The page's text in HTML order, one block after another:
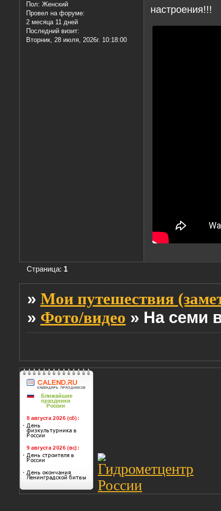
Пол: Женский
Провел на форуме:
2 месяца 11 дней
Последний визит:
Вторник, 28 июля, 2026г. 10:18:00
настроения!!!
Страница: 1
» Мои путешествия
» Фото/видео » На семи